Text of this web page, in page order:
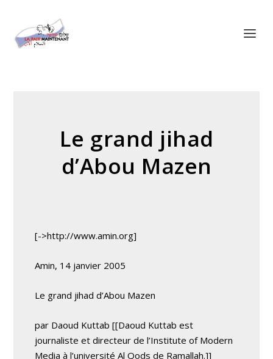
Le grand jihad
d’Abou Mazen
[->http://www.amin.org]
Amin, 14 janvier 2005
Le grand jihad d’Abou Mazen
par Daoud Kuttab [[Daoud Kuttab est
journaliste et directeur de l’Institute of Modern
Media à l’université Al Qods de Ramallah.]]